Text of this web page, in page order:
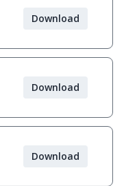
Download
Download
Download